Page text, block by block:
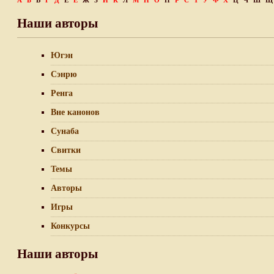
Наши авторы
Югэн
Сэнрю
Ренга
Вне канонов
Сунаба
Свитки
Темы
Авторы
Игры
Конкурсы
Наши авторы